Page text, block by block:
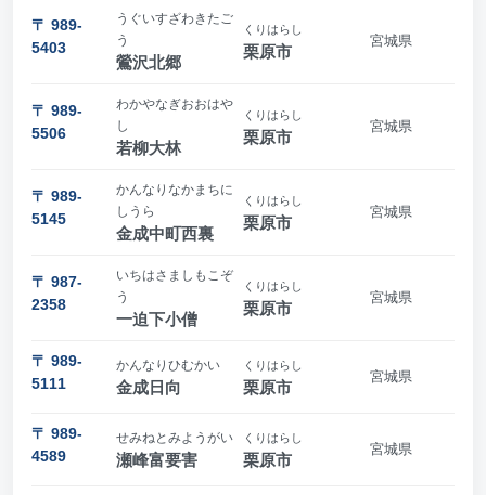
〒 989-
5403
うぐいすざわきたご
う
鶯沢北郷
くりはらし
栗原市
宮城県
〒 989-
5506
わかやなぎおおはや
し
若柳大林
くりはらし
栗原市
宮城県
〒 989-
5145
かんなりなかまちに
しうら
金成中町西裏
くりはらし
栗原市
宮城県
〒 987-
2358
いちはさましもこぞ
う
一迫下小僧
くりはらし
栗原市
宮城県
〒 989-
5111
かんなりひむかい
金成日向
くりはらし
栗原市
宮城県
〒 989-
4589
せみねとみようがい
瀬峰富要害
くりはらし
栗原市
宮城県